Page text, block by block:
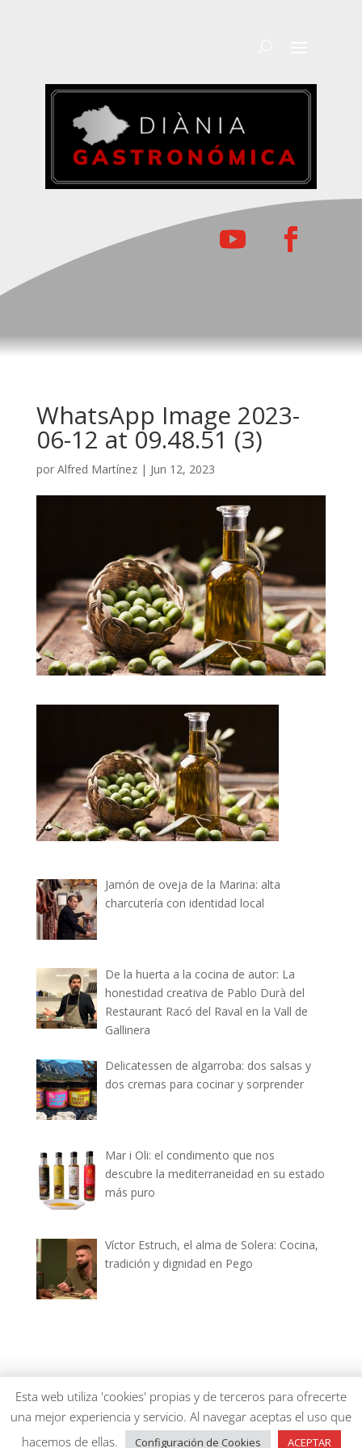
WhatsApp Image 2023-
06-12 at 09.48.51 (3)
por Alfred Martínez| Jun 12, 2023
Jamón de oveja de la Marina: alta
charcutería con identidad local
De la huerta a la cocina de autor: La
honestidad creativa de Pablo Durà del
Restaurant Racó del Raval en la Vall de
Gallinera
Delicatessen de algarroba: dos salsas y
dos cremas para cocinar y sorprender
Mar i Oli: el condimento que nos
descubre la mediterraneidad en su estado
más puro
Víctor Estruch, el alma de Solera: Cocina,
tradición y dignidad en Pego
dianiagastronomica.com © 2026
Esta web utiliza 'cookies' propias y de terceros para ofrecerte
una mejor experiencia y servicio. Al navegar aceptas el uso que
hacemos de ellas.
Configuración de Cookies ACEPTAR